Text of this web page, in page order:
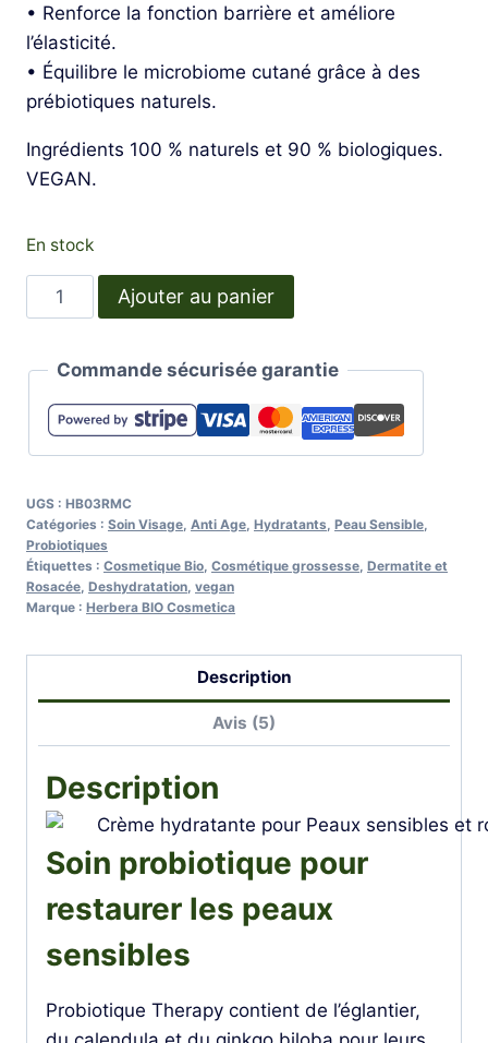
• Renforce la fonction barrière et améliore
l’élasticité.
• Équilibre le microbiome cutané grâce à des
prébiotiques naturels.
Ingrédients 100 % naturels et 90 % biologiques.
VEGAN.
En stock
quantité
de
hydratante
pour
Peaux
et
rosacée
-
HERBERA
Ajouter au panier
Commande sécurisée garantie
UGS : HB03RMC
Catégories : Soin Visage, Anti Age, Hydratants, Peau Sensible,
Probiotiques
Étiquettes : Cosmetique Bio, Cosmétique grossesse, Dermatite et
Rosacée, Deshydratation, vegan
Marque : Herbera BIO Cosmetica
Description
Avis (5)
Description
Soin probiotique pour
restaurer les peaux
sensibles
Probiotique Therapy contient de l’églantier,